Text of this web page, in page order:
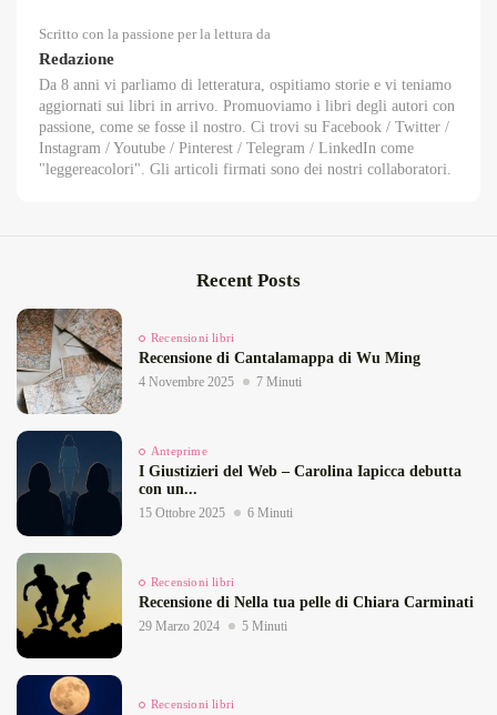
Scritto con la passione per la lettura da
Redazione
Da 8 anni vi parliamo di letteratura, ospitiamo storie e vi teniamo
aggiornati sui libri in arrivo. Promuoviamo i libri degli autori con
passione, come se fosse il nostro. Ci trovi su Facebook / Twitter /
Instagram / Youtube / Pinterest / Telegram / LinkedIn come
"leggereacolori". Gli articoli firmati sono dei nostri collaboratori.
Recent Posts
Recensioni libri
Recensione di Cantalamappa di Wu Ming
4 Novembre 2025 7 Minuti
Anteprime
I Giustizieri del Web – Carolina Iapicca debutta
con un...
15 Ottobre 2025 6 Minuti
Recensioni libri
Recensione di Nella tua pelle di Chiara Carminati
29 Marzo 2024 5 Minuti
Recensioni libri